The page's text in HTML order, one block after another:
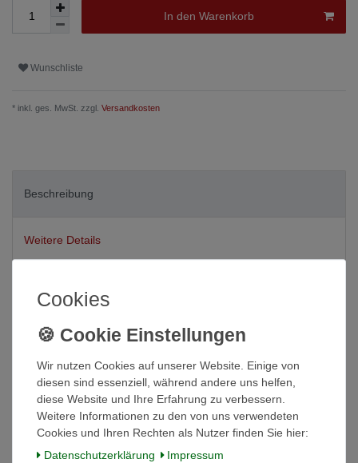
In den Warenkorb
Wunschliste
* inkl. ges. MwSt. zzgl. Versandkosten
Beschreibung
Weitere Details
Spritzen und Kanülen
HSW ECO-MATIC® mit
Flaschenaufsatz
Gewinde 2,0 ml
• automatische Selbstfüllerspritze mit
Cookies
Wir nutzen Cookies auf unserer Website. Einige von
diesen sind essenziell, während andere uns helfen,
diese Website und Ihre Erfahrung zu verbessern.
Weitere Informationen zu den von uns verwendeten
Cookies und Ihren Rechten als Nutzer finden Sie hier:
Daten­schutz­erklärung
Impressum